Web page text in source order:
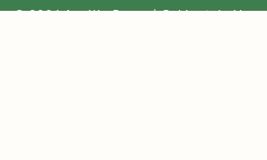
© 2026 Amélie Royer | Cabinet de